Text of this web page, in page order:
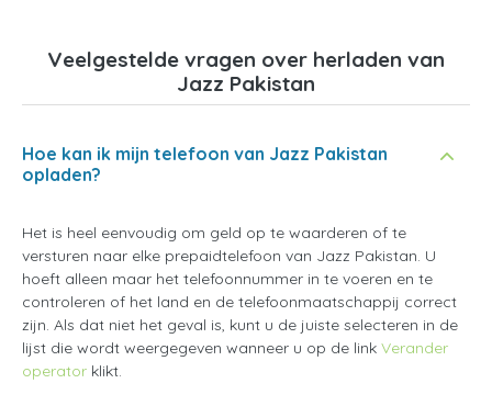
Veelgestelde vragen over herladen van
Jazz Pakistan
Hoe kan ik mijn telefoon van Jazz Pakistan
opladen?
Het is heel eenvoudig om geld op te waarderen of te
versturen naar elke prepaidtelefoon van Jazz Pakistan. U
hoeft alleen maar het telefoonnummer in te voeren en te
controleren of het land en de telefoonmaatschappij correct
zijn. Als dat niet het geval is, kunt u de juiste selecteren in de
lijst die wordt weergegeven wanneer u op de link Verander
operator klikt.